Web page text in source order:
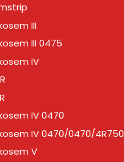
III
III 0475
IV
IV 0470
IV 0470/0470/4R750
V